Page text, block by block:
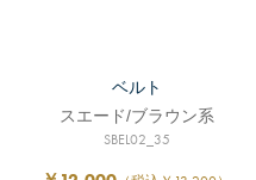
ベルト
スエード/ブラウン系
SBEL02_35